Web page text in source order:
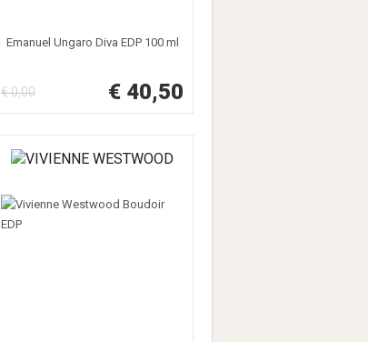
Emanuel Ungaro Diva EDP 100 ml
€ 0,00 € 40,50